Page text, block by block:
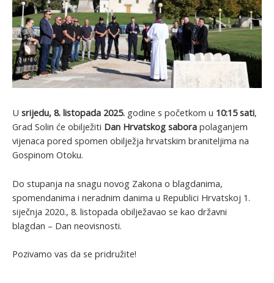
U srijedu, 8. listopada 2025. godine s početkom u 10:15 sati,
Grad Solin će obilježiti Dan Hrvatskog sabora polaganjem
vijenaca pored spomen obilježja hrvatskim braniteljima na
Gospinom Otoku.
Do stupanja na snagu novog Zakona o blagdanima,
spomendanima i neradnim danima u Republici Hrvatskoj 1.
siječnja 2020., 8. listopada obilježavao se kao državni
blagdan – Dan neovisnosti.
Pozivamo vas da se pridružite!